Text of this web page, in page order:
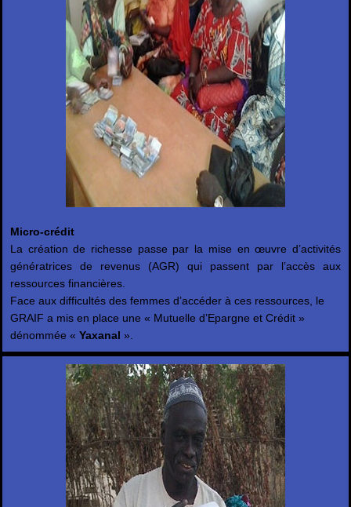
Micro-crédit
La création de richesse passe par la mise en œuvre d’activités
génératrices de revenus (AGR) qui passent par l’accès aux
ressources financières.
Face aux difficultés des femmes d’accéder à ces ressources, le
GRAIF a mis en place une « Mutuelle d’Epargne et Crédit »
dénommée « Yaxanal ».